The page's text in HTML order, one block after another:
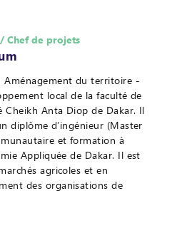
Chef de projets
Aménagement du territoire -
local de la faculté de
Cheikh Anta Diop de Dakar. Il
diplôme d’ingénieur (Master
et formation à
Appliquée de Dakar. Il est
agricoles et en
des organisations de